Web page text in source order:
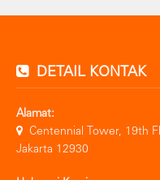
DETAIL KONTAK
Alamat:
Centennial Tower, 19th
Jakarta 12930